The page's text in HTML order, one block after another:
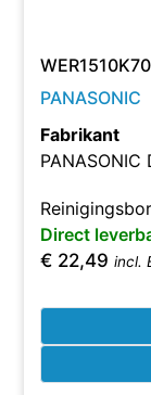
PANASONIC
Fabrikant
PANASONIC
Direct
€ 22,49 incl.